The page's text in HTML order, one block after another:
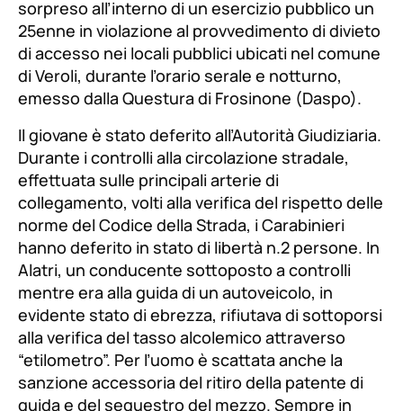
sorpreso all’interno di un esercizio pubblico un
25enne in violazione al provvedimento di divieto
di accesso nei locali pubblici ubicati nel comune
di Veroli, durante l’orario serale e notturno,
emesso dalla Questura di Frosinone (Daspo).
Il giovane è stato deferito all’Autorità Giudiziaria.
Durante i controlli alla circolazione stradale,
effettuata sulle principali arterie di
collegamento, volti alla verifica del rispetto delle
norme del Codice della Strada, i Carabinieri
hanno deferito in stato di libertà n.2 persone. In
Alatri, un conducente sottoposto a controlli
mentre era alla guida di un autoveicolo, in
evidente stato di ebrezza, rifiutava di sottoporsi
alla verifica del tasso alcolemico attraverso
“etilometro”. Per l’uomo è scattata anche la
sanzione accessoria del ritiro della patente di
guida e del sequestro del mezzo. Sempre in